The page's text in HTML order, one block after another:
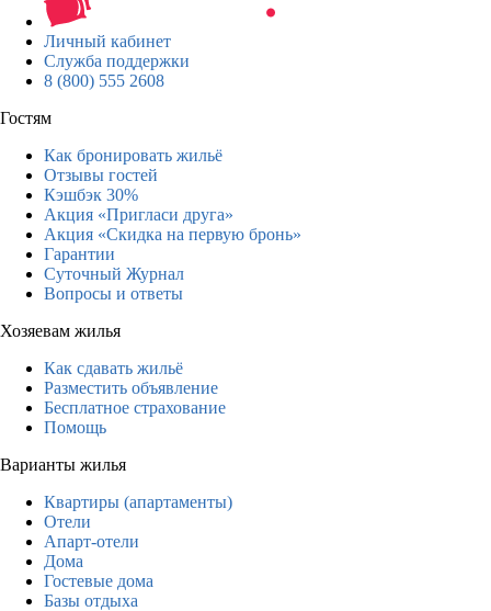
Личный кабинет
Служба поддержки
8 (800) 555 2608
Гостям
Как бронировать жильё
Отзывы гостей
Кэшбэк 30%
Акция «Пригласи друга»
Акция «Скидка на первую бронь»
Гарантии
Суточный Журнал
Вопросы и ответы
Хозяевам жилья
Как сдавать жильё
Разместить объявление
Бесплатное страхование
Помощь
Варианты жилья
Квартиры (апартаменты)
Отели
Апарт-отели
Дома
Гостевые дома
Базы отдыха